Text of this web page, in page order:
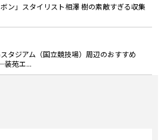
ン」スタイリスト相澤 樹の素敵すぎる収集
タジアム（国立競技場）周辺のおすすめ
苑エ...